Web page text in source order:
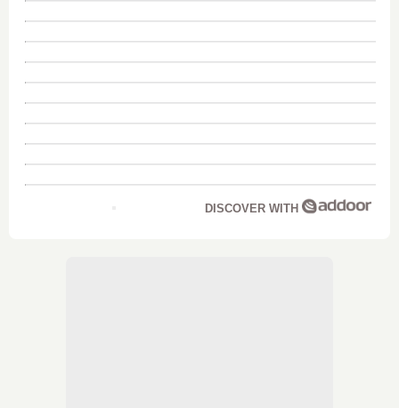
DISCOVER WITH